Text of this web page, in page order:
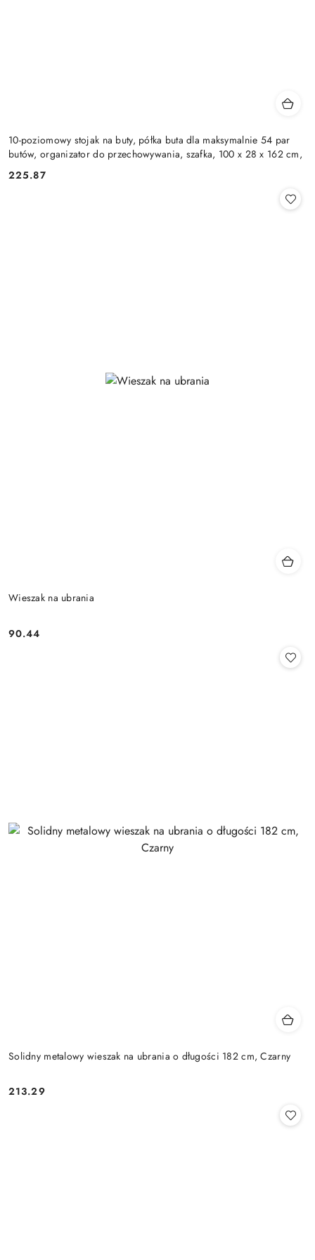
10-poziomowy stojak na buty, półka buta dla maksymalnie 54 par
butów, organizator do przechowywania, szafka, 100 x 28 x 162 cm,
Cena:
225.87
Wieszak na ubrania
Cena:
90.44
Solidny metalowy wieszak na ubrania o długości 182 cm, Czarny
Cena:
213.29